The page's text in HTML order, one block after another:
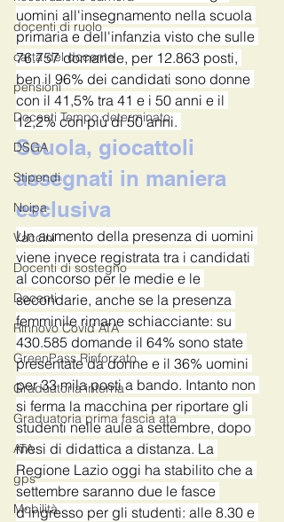
docenti di ruolo
carta del docente
pensioni
Docenti Tempo determinato
DSGA
Stipendi
Noipa
Vaccini
Docenti di sostegno
Docenti
Rinnovo Covid ATA
GreenPass Rinforzato
Graduatoria interna
Graduatoria prima fascia ata
ATA
gps
Mobilità
uomini all'insegnamento nella scuola
primaria e dell'infanzia visto che sulle
76.757 domande, per 12.863 posti,
ben il 96% dei candidati sono donne
con il 41,5% tra 41 e i 50 anni e il
12,2% con più di 50 anni.
Scuola, giocattoli
assegnati in maniera
esclusiva
Un aumento della presenza di uomini
viene invece registrata tra i candidati
al concorso per le medie e le
secondarie, anche se la presenza
femminile rimane schiacciante: su
430.585 domande il 64% sono state
presentate da donne e il 36% uomini
per 33 mila posti a bando. Intanto non
si ferma la macchina per riportare gli
studenti nelle aule a settembre, dopo
mesi di didattica a distanza. La
Regione Lazio oggi ha stabilito che a
settembre saranno due le fasce
d'ingresso per gli studenti: alle 8.30 e